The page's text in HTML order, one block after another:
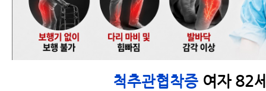
척추관협착증 환자가 치
료 여부에 상관없이 운동
은 무조건 해야하는 이유
척추관협착증 여자 82